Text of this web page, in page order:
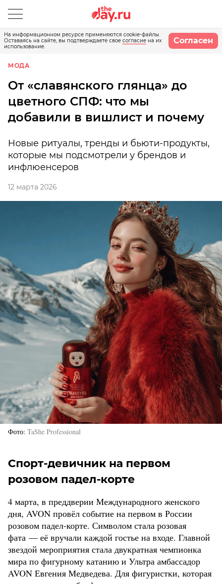
На информационном ресурсе применяются cookie-файлы.
Оставаясь на сайте, вы подтверждаете свое согласие на их
использование.
Согласен
МОДА
От «славянского глянца» до
цветного СПФ: что мы
добавили в вишлист и почему
Новые ритуалы, тренды и бьюти-продукты,
которые мы подсмотрели у брендов и
инфлюенсеров
12 марта 2026
Фото TaShe Professional
Спорт-девичник на первом
розовом падел-корте
4 марта, в преддверии Международного женского
дня, AVON провёл событие на первом в России
розовом падел-корте. Символом стала розовая
фата — её вручали каждой гостье на входе. Главной
звездой мероприятия стала двукратная чемпионка
мира по фигурному катанию и Ультра амбассадор
AVON Евгения Медведева. Для фигуристки, которая